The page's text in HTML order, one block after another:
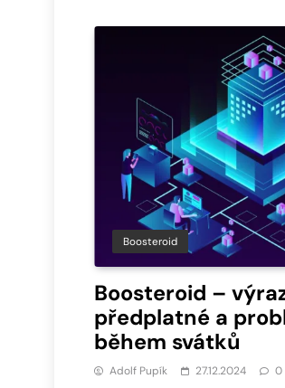
Boosteroid
Boosteroid –
předplatné a
během svátků
Adolf Pupík 27.12.2024 0